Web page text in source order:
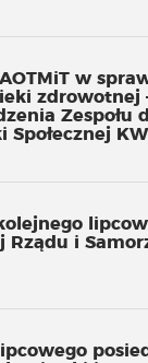
w
zdrowotnej
Zespołu
Rządu i